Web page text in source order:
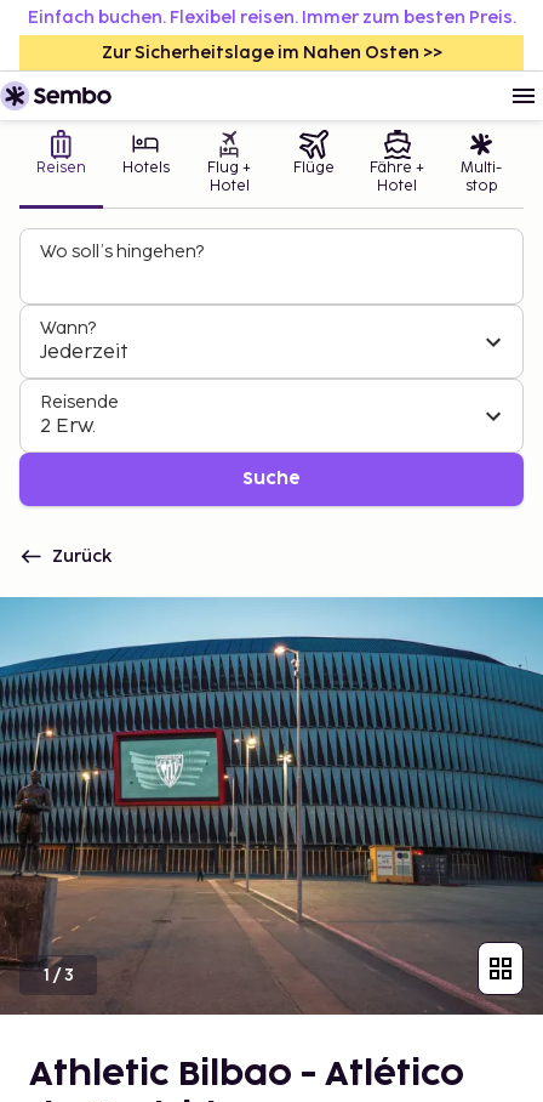
Einfach buchen. Flexibel reisen. Immer zum besten Preis.
Zur Sicherheitslage im Nahen Osten >>
Reisen Hotels
Flug +
Hotel
Flüge
Fähre +
Hotel
Multi-
stop
Wo soll’s hingehen?
Wann?
Jederzeit
Reisende
2 Erw.
Suche
Zurück
1/3
Athletic Bilbao - Atlético